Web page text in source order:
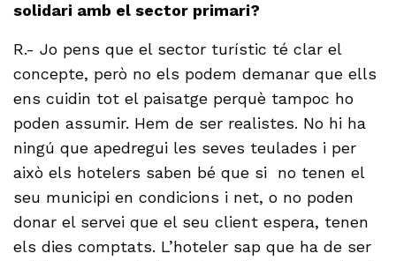
solidari amb el sector primari?
R.- Jo pens que el sector turístic té clar el
concepte, però no els podem demanar que ells
ens cuidin tot el paisatge perquè tampoc ho
poden assumir. Hem de ser realistes. No hi ha
ningú que apedregui les seves teulades i per
això els hotelers saben bé que si no tenen el
seu municipi en condicions i net, o no poden
donar el servei que el seu client espera, tenen
els dies comptats. L’hoteler sap que ha de ser